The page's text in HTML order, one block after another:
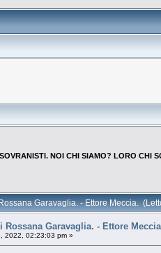
NOI CHI SIAMO? LORO CHI
Garavaglia. - Ettore Meccia.
Rossana Garavaglia. - Ettore
2022, 02:23:03 pm »